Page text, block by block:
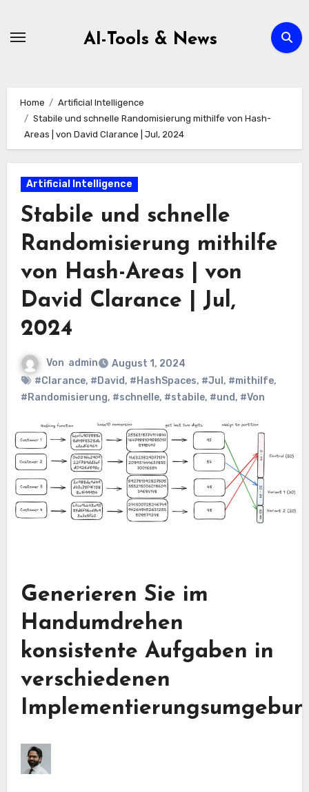
AI-Tools & News
Home
Artificial Intelligence
Stabile und schnelle Randomisierung mithilfe von Hash-
Areas | von David Clarance | Jul, 2024
Artificial Intelligence
Stabile und schnelle
Randomisierung mithilfe
von Hash-Areas | von
David Clarance | Jul,
2024
Von admin
August 1, 2024
#Clarance, #David, #HashSpaces, #Jul , #mithilfe,
#Randomisierung, #schnelle, #stabile, #und, #Von
Generieren Sie im
Handumdrehen
konsistente Aufgaben in
verschiedenen